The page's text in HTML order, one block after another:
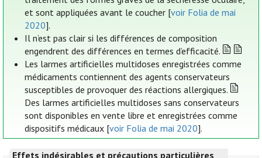
et sont appliquées avant le coucher [voir Folia de mai
2020].
Il n’est pas clair si les différences de composition
engendrent des différences en termes d’efficacité.
Les larmes artificielles multidoses enregistrées comme
médicaments contiennent des agents conservateurs
susceptibles de provoquer des réactions allergiques.
Des larmes artificielles multidoses sans conservateurs
sont disponibles en vente libre et enregistrées comme
dispositifs médicaux [voir Folia de mai 2020].
Effets indésirables et précautions particulières